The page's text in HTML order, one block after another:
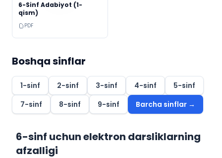
6-Sinf Adabiyot (1-
qism)
PDF
Boshqa sinflar
1-sinf 2-sinf 3-sinf 4-sinf 5-sinf
7-sinf 8-sinf 9-sinf Barcha sinflar →
6-sinf uchun elektron darsliklarning
afzalligi